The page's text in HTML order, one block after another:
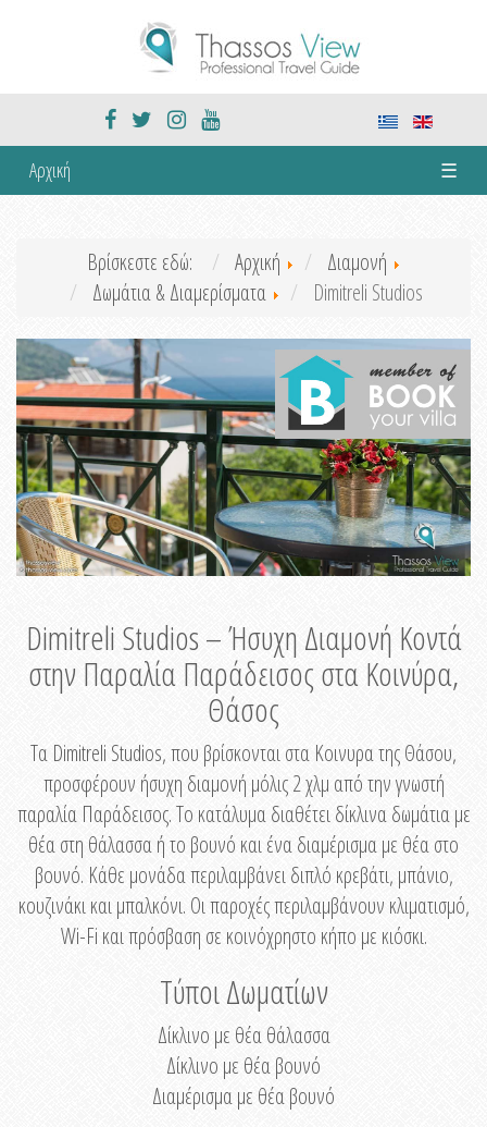
Αρχική ☰
Βρίσκεστε εδώ: Αρχική
Διαμονή
Δωμάτια & Διαμερίσματα
Dimitreli Studios
Dimitreli Studios – Ήσυχη Διαμονή Κοντά
στην Παραλία Παράδεισος στα Κοινύρα,
Θάσος
Τα Dimitreli Studios, που βρίσκονται στα Κοινυρα της Θάσου,
προσφέρουν ήσυχη διαμονή μόλις 2 χλμ από την γνωστή
παραλία Παράδεισος. Το κατάλυμα διαθέτει δίκλινα δωμάτια με
θέα στη θάλασσα ή το βουνό και ένα διαμέρισμα με θέα στο
βουνό. Κάθε μονάδα περιλαμβάνει διπλό κρεβάτι, μπάνιο,
κουζινάκι και μπαλκόνι. Οι παροχές περιλαμβάνουν κλιματισμό,
Wi-Fi και πρόσβαση σε κοινόχρηστο κήπο με κιόσκι.
Τύποι Δωματίων
Δίκλινο με θέα θάλασσα
Δίκλινο με θέα βουνό
Διαμέρισμα με θέα βουνό